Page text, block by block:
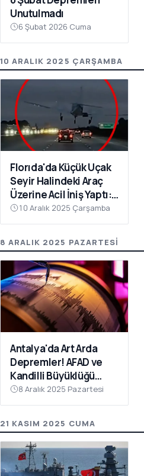
Unutulmadı
6 Şubat 2026 Cuma
10 ARALIK 2025 ÇARŞAMBA
Florıda'da Küçük Uçak
Seyir Halindeki Araç
Üzerine Acil İniş Yaptı: 1
Yaralı
10 Aralık 2025 Çarşamba
8 ARALIK 2025 PAZARTESI
Antalya'da Art Arda
Depremler! AFAD ve
Kandilli Büyüklüğü
Açıkladı
8 Aralık 2025 Pazartesi
21 KASIM 2025 CUMA